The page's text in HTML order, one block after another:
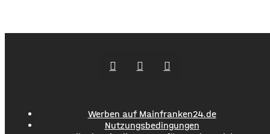
Werben auf Mainfranken24.de
Nutzungsbedingungen